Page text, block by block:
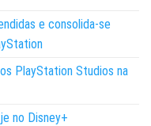
e consolida-se
PlayStation Studios na
no Disney+